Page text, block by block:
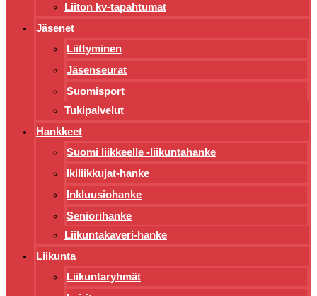
Liiton kv-tapahtumat
Jäsenet
Liittyminen
Jäsenseurat
Suomisport
Tukipalvelut
Hankkeet
Suomi liikkeelle -liikuntahanke
Ikiliikkujat-hanke
Inkluusiohanke
Seniorihanke
Liikuntakaveri-hanke
Liikunta
Liikuntaryhmät